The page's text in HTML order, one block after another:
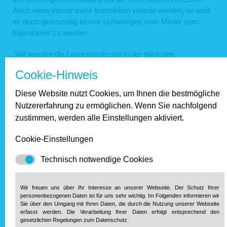
Auch wenn immer mehr Immobilien vererbt werden, so wird
es doch gleichzeitig immer schwieriger, vom Mieter zum
Eigentümer zu werden.
„Wir werden die Landesregierung in der nächsten
messen, wonach ,auch der sozialen Eigenheimförderung
einseitigen Fokussierung auf die soziale Wohnraumförderung
im Mietwohnungsbau Abstand zu nehmen und stattdessen
die Eigenheimförderung im ländlich geprägten Rheinland-
Eigentumsquote nachhaltig auszubauen“, so
Verbandsdirektor Schönfeld.
Stimmungsbarometer zeigt die
Folgen der Gängelung durch die
Politik
Cookie-Hinweis
Diese Website nutzt Cookies, um Ihnen die bestmögliche
Nutzererfahrung zu ermöglichen. Wenn Sie nachfolgend
zustimmen, werden alle Einstellungen aktiviert.
Cookie-Einstellungen
Technisch notwendige Cookies
Wir freuen uns über Ihr Interesse an unserer Webseite. Der Schutz Ihrer
personenbezogenen Daten ist für uns sehr wichtig. Im Folgenden informieren wir
Sie über den Umgang mit Ihren Daten, die durch die Nutzung unserer Webseite
erfasst werden. Die Verarbeitung Ihrer Daten erfolgt entsprechend den
gesetzlichen Regelungen zum Datenschutz.